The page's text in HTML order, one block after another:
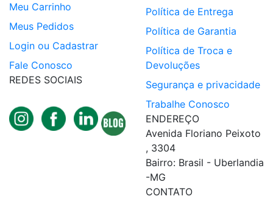
Meu Carrinho
Meus Pedidos
Login ou Cadastrar
Fale Conosco
REDES SOCIAIS
Política de Entrega
Política de Garantia
Política de Troca e
Devoluções
Segurança e privacidade
Trabalhe Conosco
ENDEREÇO
Avenida Floriano Peixoto
, 3304
Bairro: Brasil - Uberlandia
-MG
CONTATO